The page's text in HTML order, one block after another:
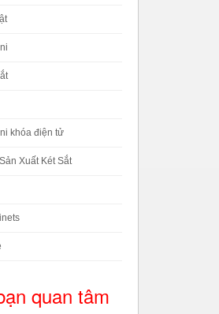
khóa điện tử
Xuất Két Sắt
quan tâm